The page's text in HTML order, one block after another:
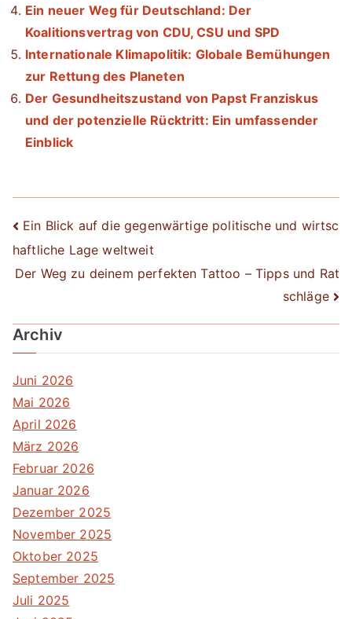
Ein neuer Weg für Deutschland: Der
Koalitionsvertrag von CDU, CSU und SPD
Internationale Klimapolitik: Globale Bemühungen
zur Rettung des Planeten
Der Gesundheitszustand von Papst Franziskus
und der potenzielle Rücktritt: Ein umfassender
Einblick
Beitrags-
Navigation
Ein Blick auf die gegenwärtige politische und wirtsc
haftliche Lage weltweit
Der Weg zu deinem perfekten Tattoo – Tipps und Rat
schläge
Archiv
Juni 2026
Mai 2026
April 2026
März 2026
Februar 2026
Januar 2026
Dezember 2025
November 2025
Oktober 2025
September 2025
Juli 2025